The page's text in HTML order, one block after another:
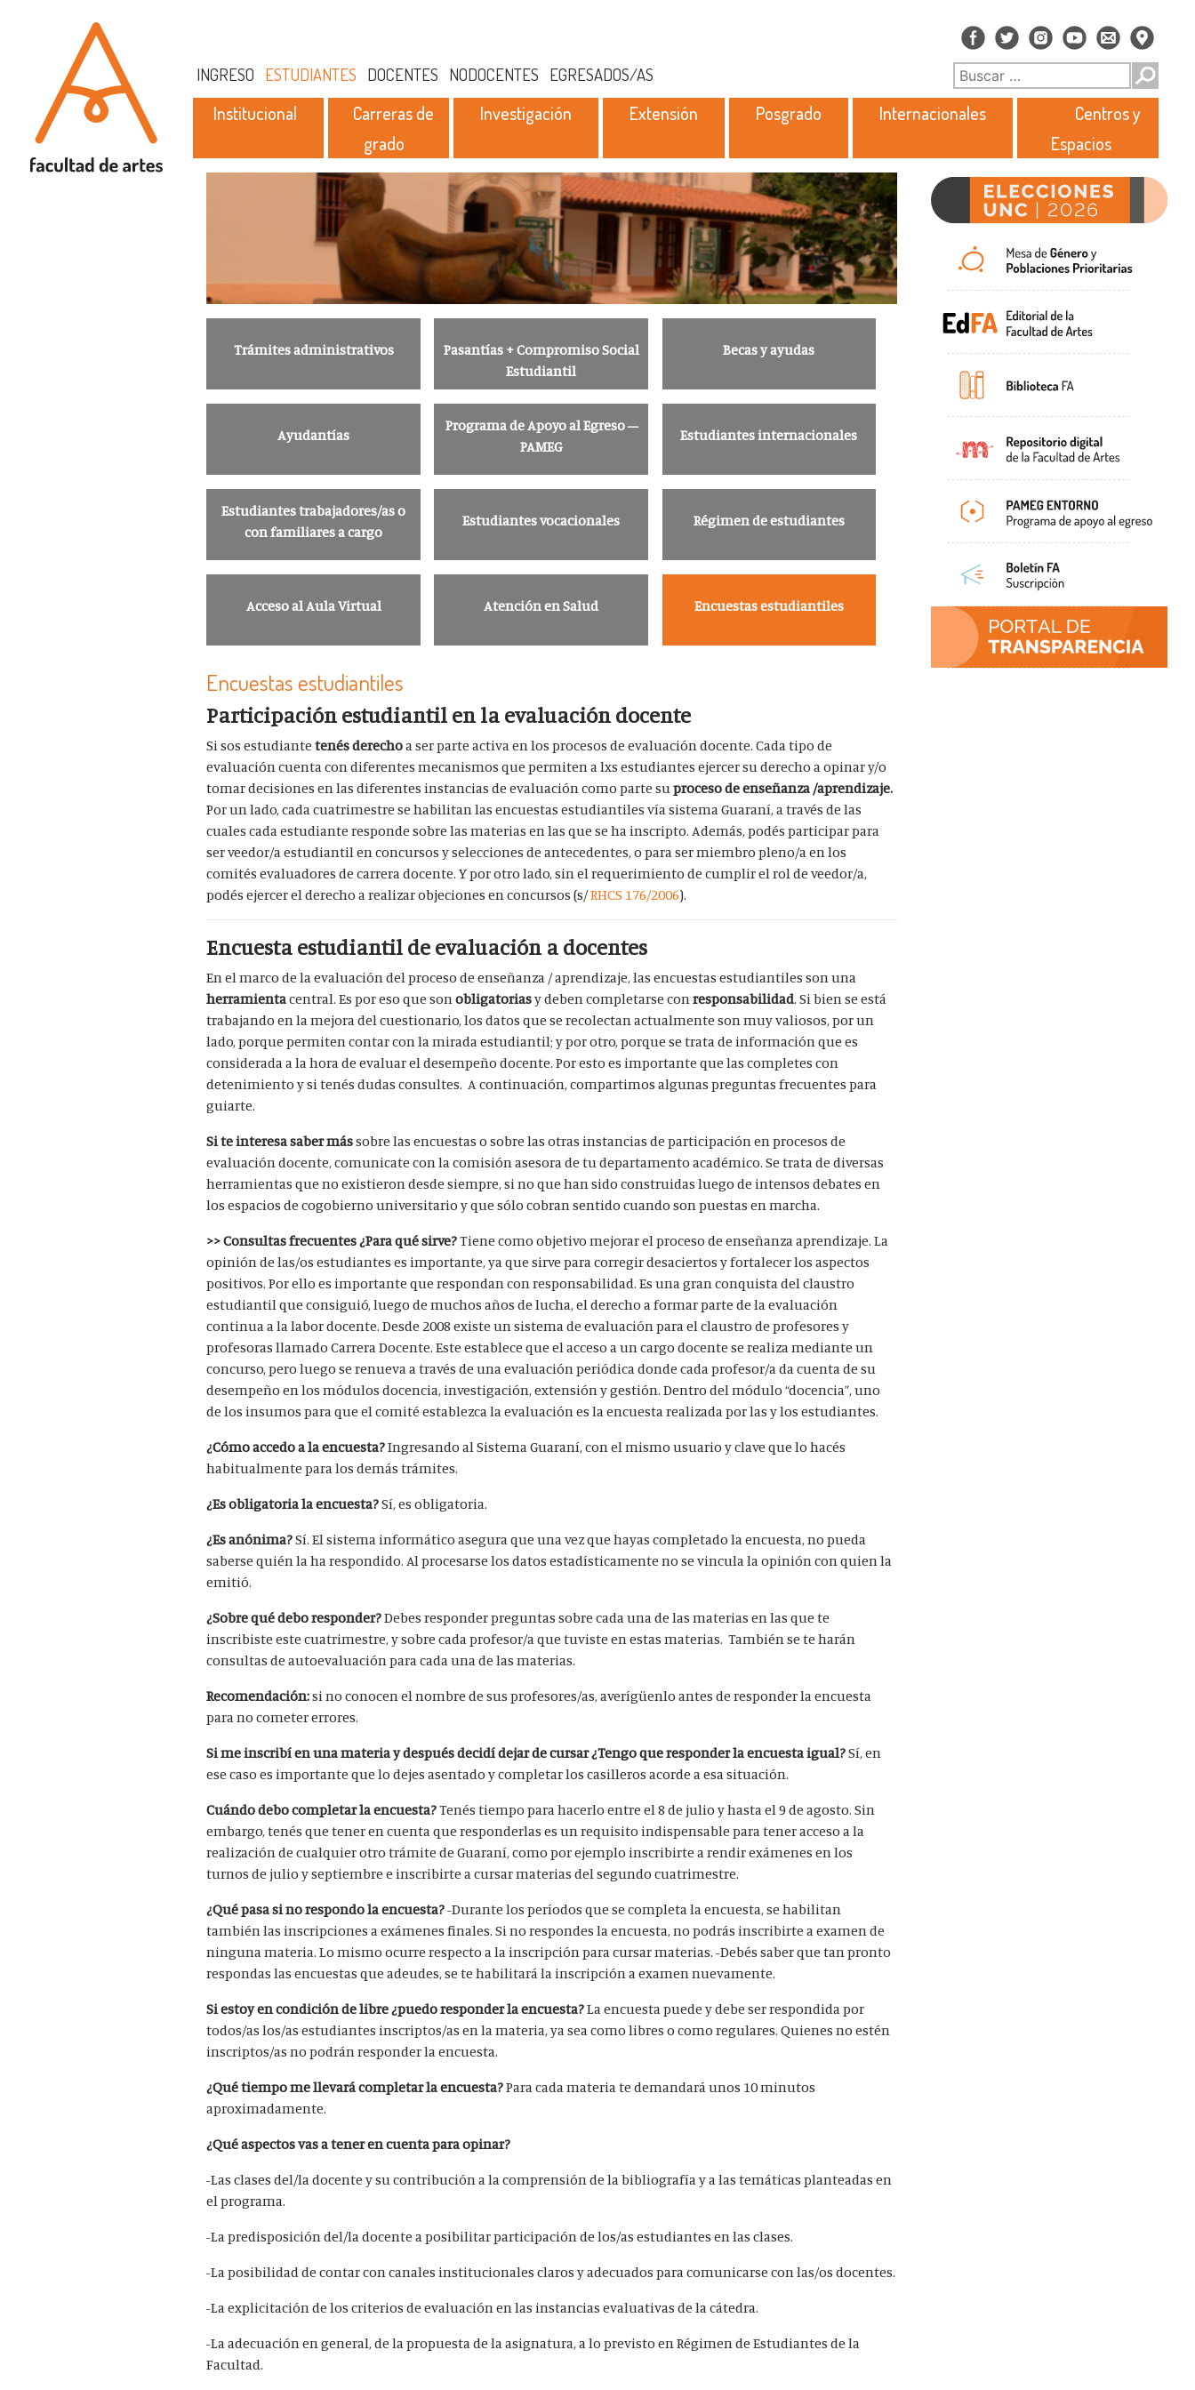
INGRESO ESTUDIANTES DOCENTES NODOCENTES EGRESADOS/AS
Institucional
Carreras de
grado
Investigación Extensión Posgrado Internacionales
Centros y
Espacios
Trámites administrativos
Pasantías + Compromiso Social
Estudiantil
Becas y ayudas
Ayudantías
Programa de Apoyo al Egreso –
PAMEG
Estudiantes internacionales
Estudiantes trabajadores/as o
con familiares a cargo
Estudiantes vocacionales Régimen de estudiantes
Acceso al Aula Virtual Atención en Salud Encuestas estudiantiles
Encuestas estudiantiles
Participación estudiantil en la evaluación docente
Si sos estudiantetenés derechoa ser parte activa en los procesos de evaluación docente. Cada tipo de
evaluación cuenta con diferentes mecanismos que permiten a lxs estudiantes ejercer su derecho a opinar y/o
tomar decisiones en las diferentes instancias de evaluación como parte suproceso de enseñanza /aprendizaje.
Por un lado, cada cuatrimestre se habilitan las encuestas estudiantiles vía sistema Guaraní, a través de las
cuales cada estudiante responde sobre las materias en las que se ha inscripto. Además, podés participar para
ser veedor/a estudiantil en concursos y selecciones de antecedentes, o para ser miembro pleno/a en los
comités evaluadores de carrera docente. Y por otro lado, sin el requerimiento de cumplir el rol de veedor/a,
podés ejercer el derecho a realizar objeciones en concursos (s/RHCS 176/2006).
Encuesta estudiantil de evaluación a docentes
En el marco de la evaluación del proceso de enseñanza / aprendizaje, las encuestas estudiantiles son una
herramientacentral. Es por eso que sonobligatoriasy deben completarse conresponsabilidad. Si bien se está
trabajando en la mejora del cuestionario, los datos que se recolectan actualmente son muy valiosos, por un
lado, porque permiten contar con la mirada estudiantil; y por otro, porque se trata de información que es
considerada a la hora de evaluar el desempeño docente. Por esto es importante que las completes con
detenimiento y si tenés dudas consultes. A continuación, compartimos algunas preguntas frecuentes para
guiarte.
Si te interesa saber mássobre las encuestas o sobre las otras instancias de participación en procesos de
evaluación docente, comunicate con la comisión asesora de tu departamento académico. Se trata de diversas
herramientas que no existieron desde siempre, si no que han sido construidas luego de intensos debates en
los espacios de cogobierno universitario y que sólo cobran sentido cuando son puestas en marcha.
>> Consultas frecuentes¿Para qué sirve?Tiene como objetivo mejorar el proceso de enseñanza aprendizaje. La
opinión de las/os estudiantes es importante, ya que sirve para corregir desaciertos y fortalecer los aspectos
positivos. Por ello es importante que respondan con responsabilidad.Es una gran conquista del claustro
estudiantil que consiguió, luego de muchos años de lucha, el derecho a formar parte de la evaluación
continua a la labor docente. Desde 2008 existe un sistema de evaluación para el claustro de profesores y
profesoras llamado Carrera Docente. Este establece que el acceso a un cargo docente se realiza mediante un
concurso, pero luego se renueva a través de una evaluación periódica donde cada profesor/a da cuenta de su
desempeño en los módulos docencia, investigación, extensión y gestión. Dentro del módulo “docencia”, uno
de los insumos para que el comité establezca la evaluación es la encuesta realizada por las y los estudiantes.
¿Cómo accedo a la encuesta?Ingresando al Sistema Guaraní, con el mismo usuario y clave que lo hacés
habitualmente para los demás trámites.
¿Es obligatoria la encuesta?Sí, es obligatoria.
¿Es anónima?Sí. El sistema informático asegura que una vez que hayas completado la encuesta, no pueda
saberse quién la ha respondido. Al procesarse los datos estadísticamente no se vincula la opinión con quien la
emitió.
¿Sobre qué debo responder?Debes responder preguntas sobre cada una de las materias en las que te
inscribiste este cuatrimestre, y sobre cada profesor/a que tuviste en estas materias. También se te harán
consultas de autoevaluación para cada una de las materias.
Recomendación:si no conocen el nombre de sus profesores/as, averígüenlo antes de responder la encuesta
para no cometer errores.
Si me inscribí en una materia y después decidí dejar de cursar ¿Tengo que responder la encuesta igual?Sí, en
ese caso es importante que lo dejes asentado y completar los casilleros acorde a esa situación.
Cuándo debo completar la encuesta?Tenés tiempo para hacerlo entre el 8 de julio y hasta el 9 de agosto. Sin
embargo, tenés que tener en cuenta que responderlas es un requisito indispensable para tener acceso a la
realización de cualquier otro trámite de Guaraní, como por ejemplo inscribirte a rendir exámenes en los
turnos de julio y septiembre e inscribirte a cursar materias del segundo cuatrimestre.
¿Qué pasa si no respondo la encuesta?-Durante los períodos que se completa la encuesta, se habilitan
también las inscripciones a exámenes finales. Si no respondes la encuesta, no podrás inscribirte a examen de
ninguna materia. Lo mismo ocurre respecto a la inscripción para cursar materias. -Debés saber que tan pronto
respondas las encuestas que adeudes, se te habilitará la inscripción a examen nuevamente.
Si estoy en condición de libre ¿puedo responder la encuesta?La encuesta puede y debe ser respondida por
todos/as los/as estudiantes inscriptos/as en la materia, ya sea como libres o como regulares. Quienes no estén
inscriptos/as no podrán responder la encuesta.
¿Qué tiempo me llevará completar la encuesta?Para cada materia te demandará unos 10 minutos
aproximadamente.
¿Qué aspectos vas a tener en cuenta para opinar?
-Las clases del/la docente y su contribución a la comprensión de la bibliografía y a las temáticas planteadas en
el programa.
-La predisposición del/la docente a posibilitar participación de los/as estudiantes en las clases.
-La posibilidad de contar con canales institucionales claros y adecuados para comunicarse con las/os docentes.
-La explicitación de los criterios de evaluación en las instancias evaluativas de la cátedra.
-La adecuación en general, de la propuesta de la asignatura, a lo previsto en Régimen de Estudiantes de la
Facultad.